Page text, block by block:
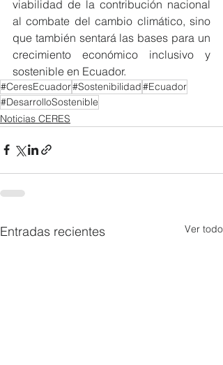
viabilidad de la contribución nacional
al combate del cambio climático, sino
que también sentará las bases para un
crecimiento económico inclusivo y
sostenible en Ecuador.
#CeresEcuador#Sostenibilidad#Ecuador
#DesarrolloSostenible
Noticias CERES
Entradas recientes Ver todo